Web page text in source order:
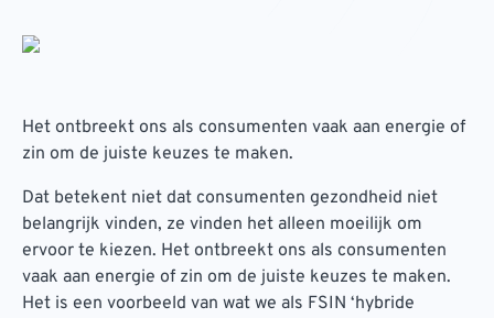
Het ontbreekt ons als consumenten vaak aan energie of
zin om de juiste keuzes te maken.
Dat betekent niet dat consumenten gezondheid niet
belangrijk vinden, ze vinden het alleen moeilijk om
ervoor te kiezen. Het ontbreekt ons als consumenten
vaak aan energie of zin om de juiste keuzes te maken.
Het is een voorbeeld van wat we als FSIN ‘hybride